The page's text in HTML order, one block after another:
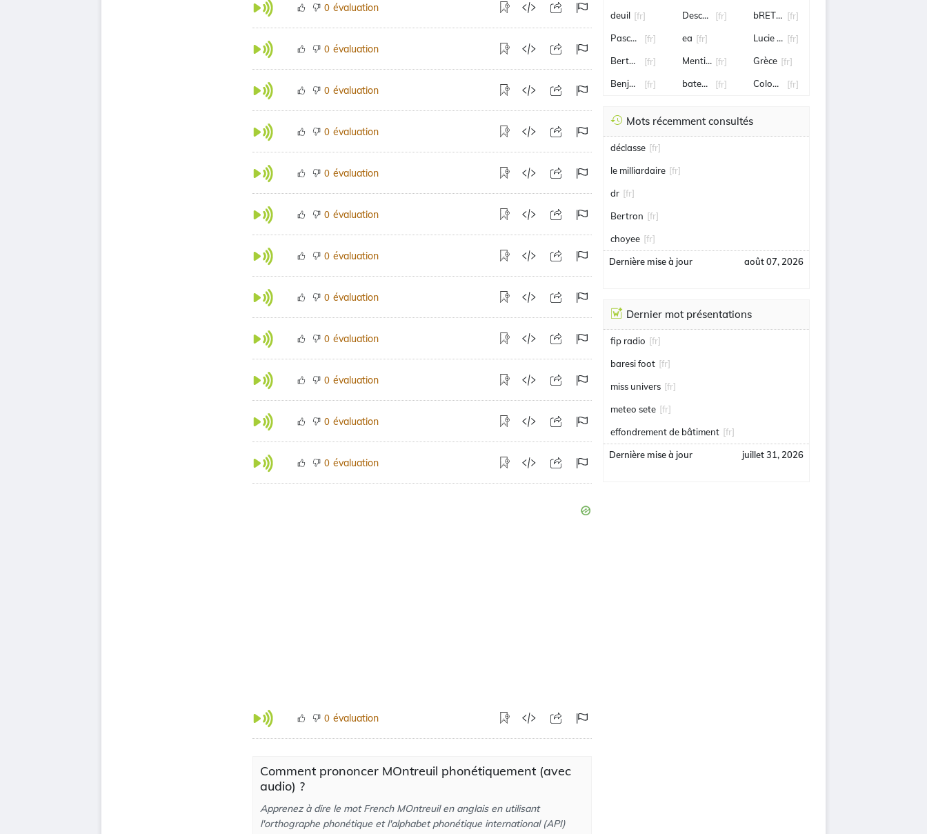
0 évaluation
0 évaluation
0 évaluation
0 évaluation
0 évaluation
0 évaluation
0 évaluation
0 évaluation
0 évaluation
0 évaluation
0 évaluation
0 évaluation
0 évaluation
Comment prononcer MOntreuil phonétiquement (avec
audio) ?
Apprenez à dire le mot French MOntreuil en anglais en utilisant
l'orthographe phonétique et l'alphabet phonétique international (API)
deuil [fr]
Pascal Obispo
[fr]
Bertuccio[fr]
Benjamin Castaldi
[fr]
Deschamps
[fr]
ea [fr]
Mentissa[fr]
bateau [fr]
bRETAGNE
[fr]
Lucie Bernardoni
[fr]
Grèce [fr]
Colombie[fr]
Mots récemment consultés
déclasse [fr]
le milliardaire [fr]
dr [fr]
Bertron [fr]
choyee [fr]
Dernière mise à jour août 07, 2026
Dernier mot présentations
fip radio [fr]
baresi foot [fr]
miss univers [fr]
meteo sete [fr]
effondrement de bâtiment [fr]
Dernière mise à jour juillet 31, 2026